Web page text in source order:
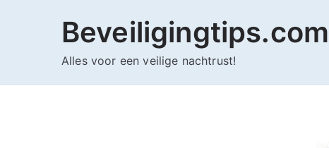
Beveiligingtips.com
Alles voor een veilige nachtrust!